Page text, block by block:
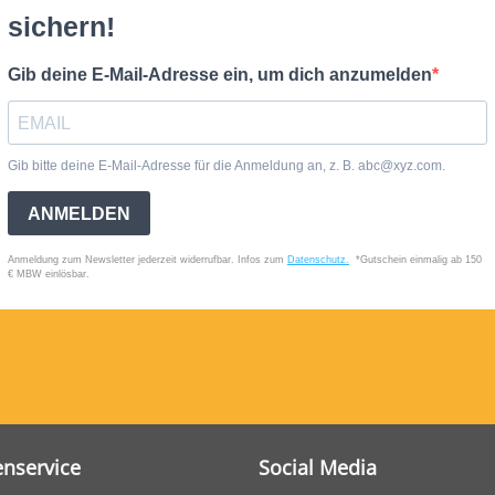
Social Media